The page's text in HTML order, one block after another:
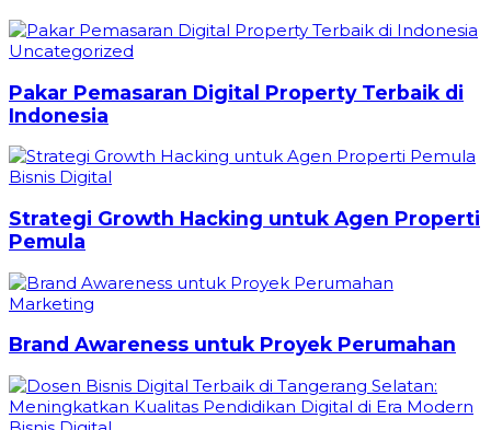
Uncategorized
Pakar Pemasaran Digital Property Terbaik di
Indonesia
Bisnis Digital
Strategi Growth Hacking untuk Agen Properti
Pemula
Marketing
Brand Awareness untuk Proyek Perumahan